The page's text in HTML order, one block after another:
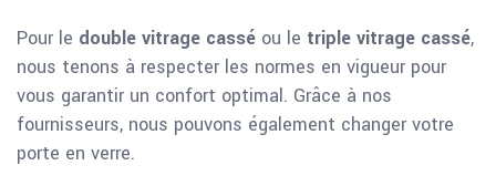
Pour le double vitrage cassé ou le triple vitrage cassé,
nous tenons à respecter les normes en vigueur pour
vous garantir un confort optimal. Grâce à nos
fournisseurs, nous pouvons également changer votre
porte en verre.